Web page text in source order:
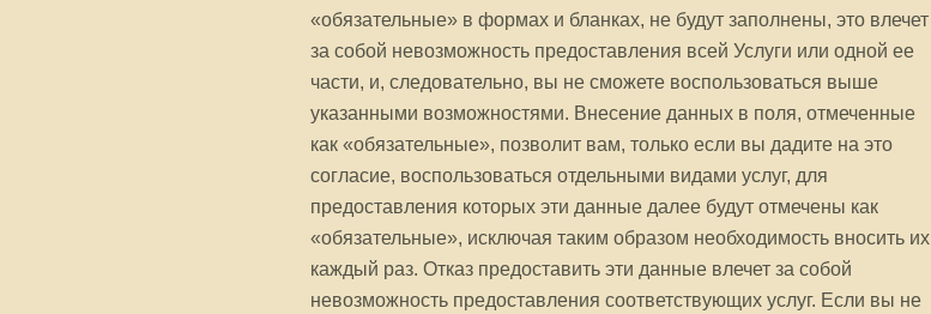
«обязательные» в формах и бланках, не будут заполнены, это влечет
за собой невозможность предоставления всей Услуги или одной ее
части, и, следовательно, вы не сможете воспользоваться выше
указанными возможностями. Внесение данных в поля, отмеченные
как «обязательные», позволит вам, только если вы дадите на это
согласие, воспользоваться отдельными видами услуг, для
предоставления которых эти данные далее будут отмечены как
«обязательные», исключая таким образом необходимость вносить их
каждый раз. Отказ предоставить эти данные влечет за собой
невозможность предоставления соответствующих услуг. Если вы не